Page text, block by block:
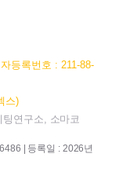
등록번호 : 211-88-
스)
연구소, 소마코
| 등록일 : 2026년